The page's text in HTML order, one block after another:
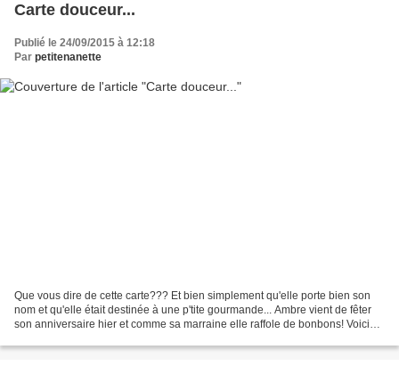
Carte douceur...
Publié le 24/09/2015 à 12:18
Par petitenanette
Que vous dire de cette carte??? Et bien simplement qu'elle porte bien son
nom et qu'elle était destinée à une p'tite gourmande... Ambre vient de fêter
son anniversaire hier et comme sa marraine elle raffole de bonbons! Voici